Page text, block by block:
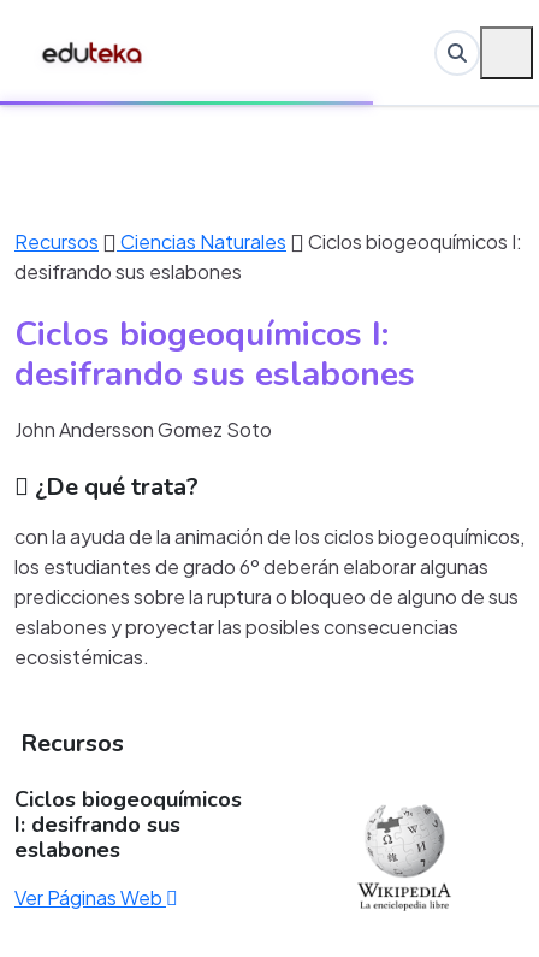
Recursos Ciencias Naturales
Ciclos biogeoquímicos I:
desifrando sus eslabones
Ciclos biogeoquímicos I:
desifrando sus eslabones
John Andersson Gomez Soto
¿De qué trata?
con la ayuda de la animación de los ciclos biogeoquímicos,
los estudiantes de grado 6º deberán elaborar algunas
predicciones sobre la ruptura o bloqueo de alguno de sus
eslabones y proyectar las posibles consecuencias
ecosistémicas.
Recursos
Ciclos biogeoquímicos
I: desifrando sus
eslabones
Ver Páginas Web